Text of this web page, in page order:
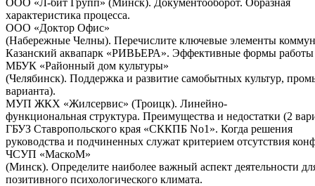
ООО «Л-бит Групп» (Минск). Документооборот. Образная
характеристика процесса.
ООО «Доктор Офис»
(Набережные Челны). Перечислите ключевые элементы
Казанский аквапарк «РИВЬЕРА». Эффективные формы работы
МБУК «Районный дом культуры»
(Челябинск). Поддержка и развитие самобытных культур,
варианта).
МУП ЖКХ «Жилсервис» (Троицк). Линейно-
функциональная структура. Преимущества и недостатки (2
ГБУЗ Ставропольского края «СККПБ No1». Когда решения
руководства и подчиненных служат критерием отсутствия
ЧСУП «МаскоМ»
(Минск). Определите наиболее важный аспект деятельности
позитивного психологического климата.